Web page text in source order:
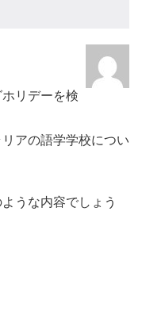
リデーを検
アの語学学校につい
うな内容でしょう